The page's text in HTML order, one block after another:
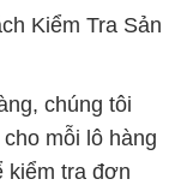
Kiểm Tra Sản
chúng tôi
mỗi lô hàng
kiểm tra đơn